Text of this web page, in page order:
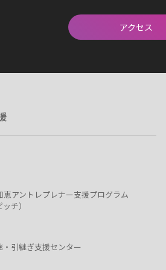
アクセス
恵アントレプレナー支援プログラム
チ）
・引継ぎ支援センター